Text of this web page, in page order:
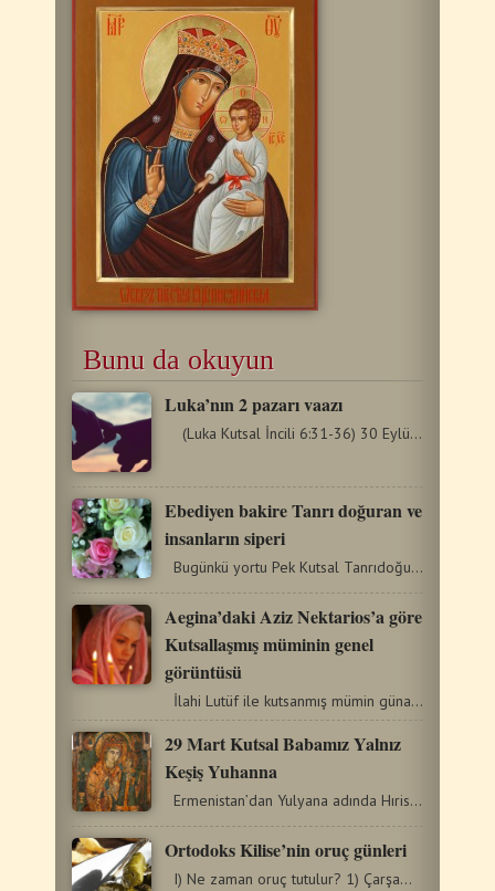
Bunu da okuyun
Luka’nın 2 pazarı vaazı
(Luka Kutsal İncili 6:31-36) 30 Eylül 2018 Rabbimiz…
Ebediyen bakire Tanrı doğuran ve
insanların siperi
Bugünkü yortu Pek Kutsal Tanrıdoğuranın eşarpı…
Aegina’daki Aziz Nektarios’a göre
Kutsallaşmış müminin genel
görüntüsü
İlahi Lutüf ile kutsanmış mümin günahın pis kokusundan…
29 Mart Kutsal Babamız Yalnız
Keşiş Yuhanna
Ermenistan’dan Yulyana adında Hıristiyan bir kadının…
Ortodoks Kilise’nin oruç günleri
I) Ne zaman oruç tutulur? 1) Çarşamba ve Cuma günleri:…